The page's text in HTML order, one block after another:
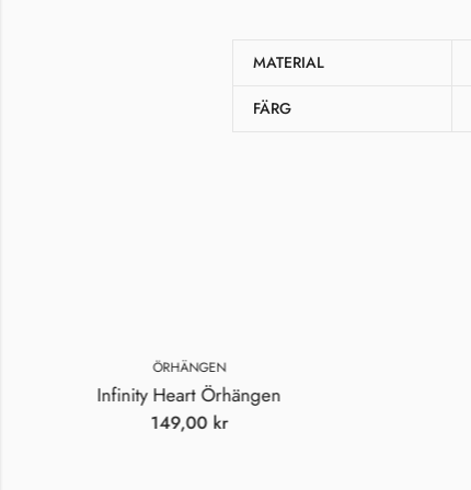
MATERIAL
FÄRG
ÖRHÄNGEN
Infinity Heart Örhängen
149,00kr